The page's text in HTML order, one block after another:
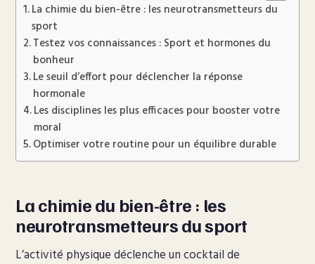
La chimie du bien-être : les neurotransmetteurs du
sport
Testez vos connaissances : Sport et hormones du
bonheur
Le seuil d’effort pour déclencher la réponse
hormonale
Les disciplines les plus efficaces pour booster votre
moral
Optimiser votre routine pour un équilibre durable
La chimie du bien-être : les
neurotransmetteurs du sport
L’activité physique déclenche un cocktail de